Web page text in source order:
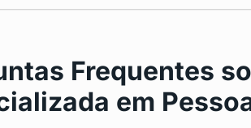
Frequentes
em